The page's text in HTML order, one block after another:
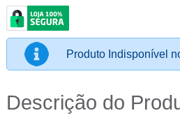
Produto Indisponível
Descrição do